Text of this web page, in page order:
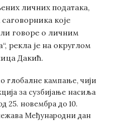
личних података,
које
говоре о личним
рекла је на округлом
Дакић.
глобалне кампање, чији
за сузбијање насиља
25. новембра до 10.
Међународни дан